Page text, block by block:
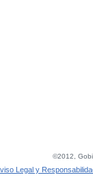
©2012,
Legal y